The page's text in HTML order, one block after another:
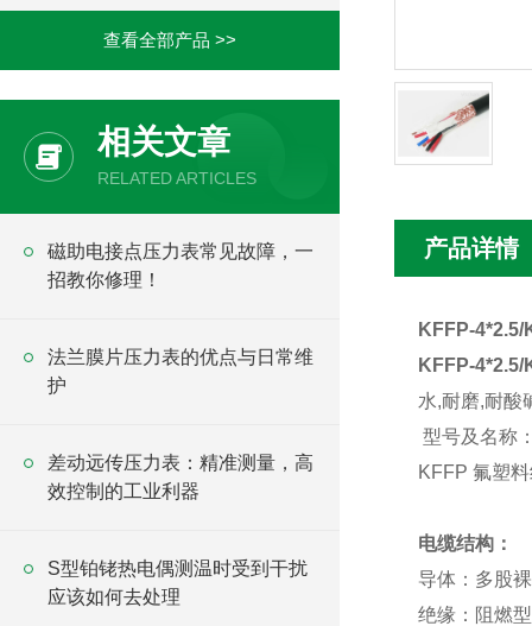
查看全部产品 >>
相关文章
RELATED ARTICLES
磁助电接点压力表常见故障，一
招教你修理！
法兰膜片压力表的优点与日常维
护
差动远传压力表：精准测量，高
效控制的工业利器
S型铂铑热电偶测温时受到干扰
应该如何去处理
产品详情
KFFP-4*2.5/
KFFP-4*2.5/
水,耐磨,耐酸
型号及名称
KFFP 氟塑
电缆结构：
导体：多股
绝缘：阻燃